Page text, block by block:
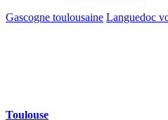
Gascogne toulousaine Languedoc
Toulouse